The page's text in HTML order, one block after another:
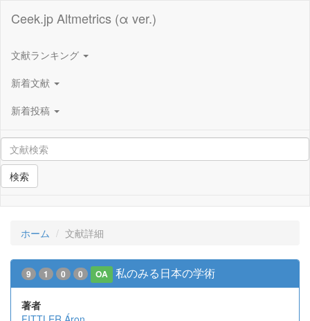
Ceek.jp Altmetrics (α ver.)
文献ランキング
新着文献
新着投稿
検索
ホーム 文献詳細
9 1 0 0 OA 私のみる日本の学術
著者